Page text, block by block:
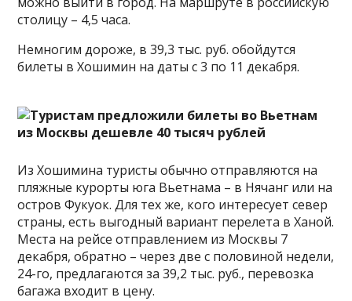
столицу – 4,5 часа.
Немногим дороже, в 39,3 тыс. руб. обойдутся
билеты в Хошимин на даты с 3 по 11 декабря.
Из Хошимина туристы обычно отправляются на
пляжные курорты юга Вьетнама – в Нячанг или на
остров Фукуок. Для тех же, кого интересует север
страны, есть выгодный вариант перелета в Ханой.
Места на рейсе отправлением из Москвы 7
декабря, обратно – через две с половиной недели,
24-го, предлагаются за 39,2 тыс. руб., перевозка
багажа входит в цену.